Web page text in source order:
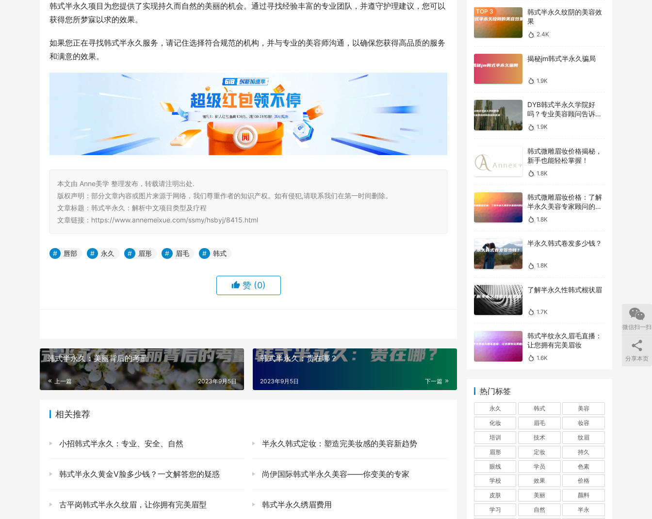
韩式半永久项目为您提供了实现持久而自然的美丽的机会。通过寻找经验丰富的专业团队，并遵守护理建议，您可以
获得您所梦寐以求的效果。
如果您正在寻找韩式半永久服务，请记住选择符合规范的机构，并与专业的美容师沟通，以确保您获得高品质的服务
和满意的效果。
本文由 Anne美学 整理发布，转载请注明出处.
版权声明：部分文章内容或图片来源于网络，我们尊重作者的知识产权。如有侵犯,请联系我们在第一时间删除。
文章标题：韩式半永久：解析中文项目类型及疗程
文章链接：https://www.annemeixue.com/ssmy/hsbyj/8415.html
唇部 永久 眉形 眉毛 韩式
赞 (0)
韩式半永久：美丽背后的考量
上一篇 2023年9月5日
韩式半永久：贵在哪？
下一篇
2023年9月5日
相关推荐
小招韩式半永久：专业、安全、自然 半永久韩式定妆：塑造完美妆感的美容新趋势
韩式半永久黄金V脸多少钱？一文解答您的疑惑 尚伊国际韩式半永久美容——你变美的专家
古平岗韩式半永久纹眉，让你拥有完美眉型 韩式半永久绣眉费用
韩式半永久纹阴的美容效
果
2.4K
揭秘jm韩式半永久骗局
1.9K
DYB韩式半永久学院好
吗？专业美容顾问告诉你
答案！
1.9K
韩式微雕眉妆价格揭秘，
新手也能轻松掌握！
1.8K
韩式微雕眉妆价格：了解
半永久美容专家顾问的建
议 1.8K
半永久韩式卷发多少钱？
1.8K
了解半永久性韩式根状眉
1.7K
韩式半纹永久眉毛直播：
让您拥有完美眉妆
1.6K
热门标签
永久 韩式
美容
化妆
眉毛
妆容
培训
技术
纹眉
眉形
定妆
持久
眼线
学员
色素
学校
效果
价格
皮肤
美丽
颜料
学习
自然 半永
微信扫一扫
分享本页